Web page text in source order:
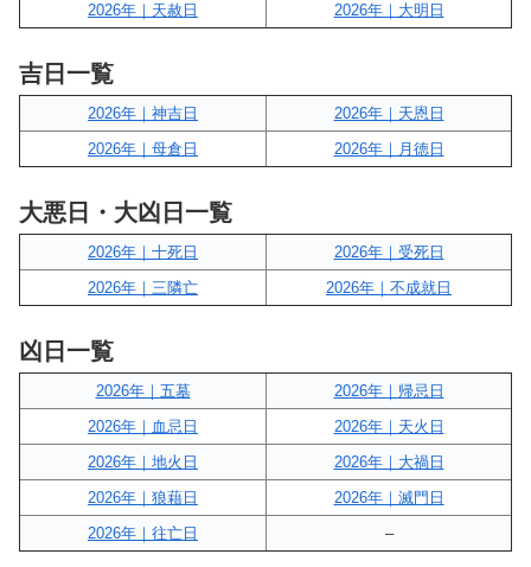
2026年｜天赦日
2026年｜大明日
吉日一覧
2026年｜神吉日
2026年｜天恩日
2026年｜母倉日
2026年｜月徳日
大悪日・大凶日一覧
2026年｜十死日
2026年｜受死日
2026年｜三隣亡
2026年｜不成就日
凶日一覧
2026年｜五墓
2026年｜帰忌日
2026年｜血忌日
2026年｜天火日
2026年｜地火日
2026年｜大禍日
2026年｜狼藉日
2026年｜滅門日
2026年｜往亡日
–